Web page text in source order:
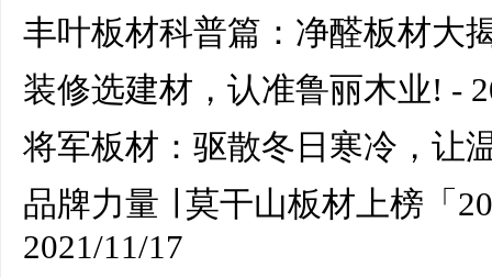
丰叶板材科普篇：净醛板材大
装修选建材，认准鲁丽木业! -
将军板材：驱散冬日寒冷，让
品牌力量 ∣ 莫干山板材上榜「
2021/11/17